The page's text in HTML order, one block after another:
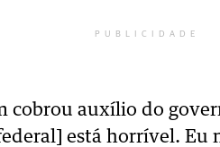
PUBLICIDADE
auxílio do
está horrível. Eu